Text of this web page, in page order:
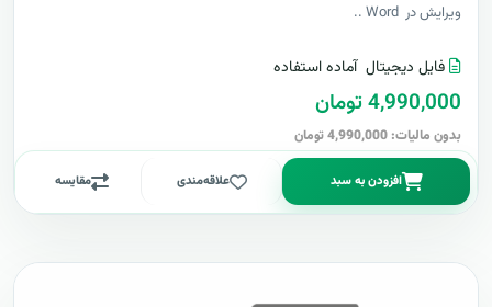
ویرایش در Word ..
فایل دیجیتال آماده استفاده
4,990,000 تومان
بدون مالیات: 4,990,000 تومان
افزودن به سبد علاقه‌مندی مقایسه